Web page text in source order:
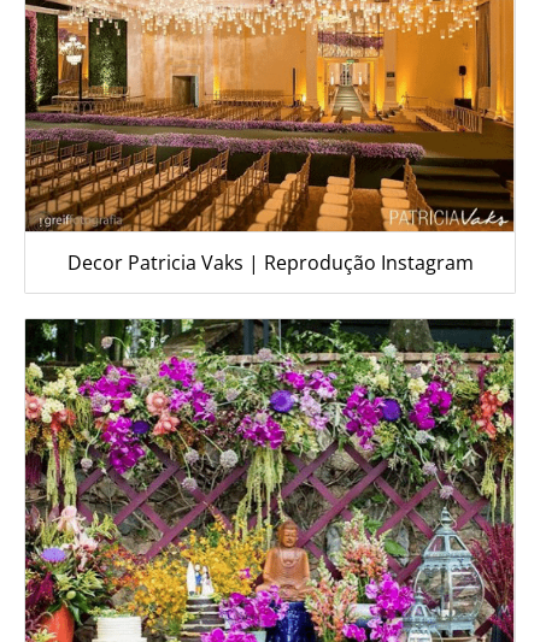
Decor Patricia Vaks | Reprodução Instagram